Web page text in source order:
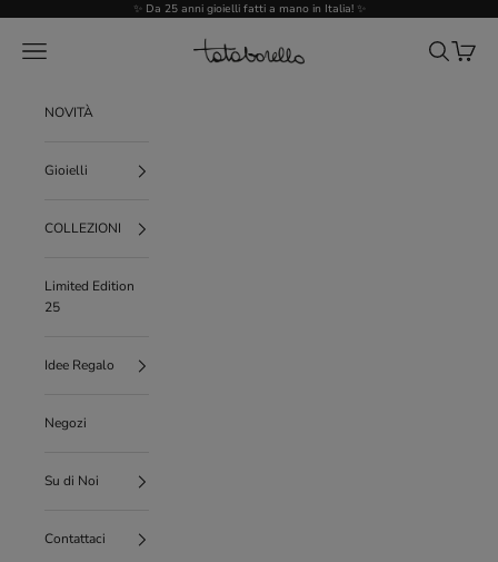
✨ Da 25 anni gioielli fatti a mano in Italia! ✨
Tataborello
Menù CercaCarrello
NOVITÀ
Gioielli
COLLEZIONI
Limited Edition
25
Idee Regalo
Negozi
Su di Noi
Contattaci